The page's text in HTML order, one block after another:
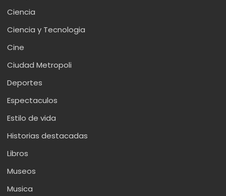
Ciencia
Ciencia y Tecnologia
Cine
Ciudad Metropoli
Deportes
Espectaculos
Estilo de vida
Historias destacadas
Libros
Museos
Musica